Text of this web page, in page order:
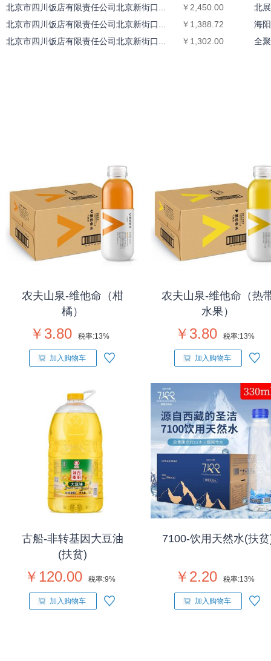
北京市四川饭店有限责任公司北京新街口...
￥2,450.00
北京市四川饭店有限责任公司北京新街口...
￥1,388.72
北京市四川饭店有限责任公司北京新街口...
￥1,302.00
北
海
全
农夫山泉-维他命（柑
橘）
￥3.80 税率:13%
加入购物车
农夫山泉-维他命（热
水果）
￥3.80 税率:13%
加入购物车
古船-非转基因大豆油
(扶贫)
￥120.00 税率:9%
加入购物车
7100-饮用天然水(扶
￥2.20 税率:13%
加入购物车